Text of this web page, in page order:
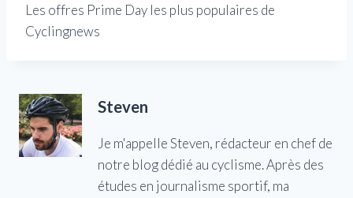
Les offres Prime Day les plus populaires de
Cyclingnews
Steven
Je m'appelle Steven, rédacteur en chef de
notre blog dédié au cyclisme. Après des
études en journalisme sportif, ma